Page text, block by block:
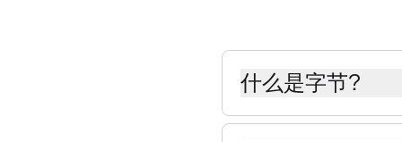
什么是字节?
字节（B）是数字信